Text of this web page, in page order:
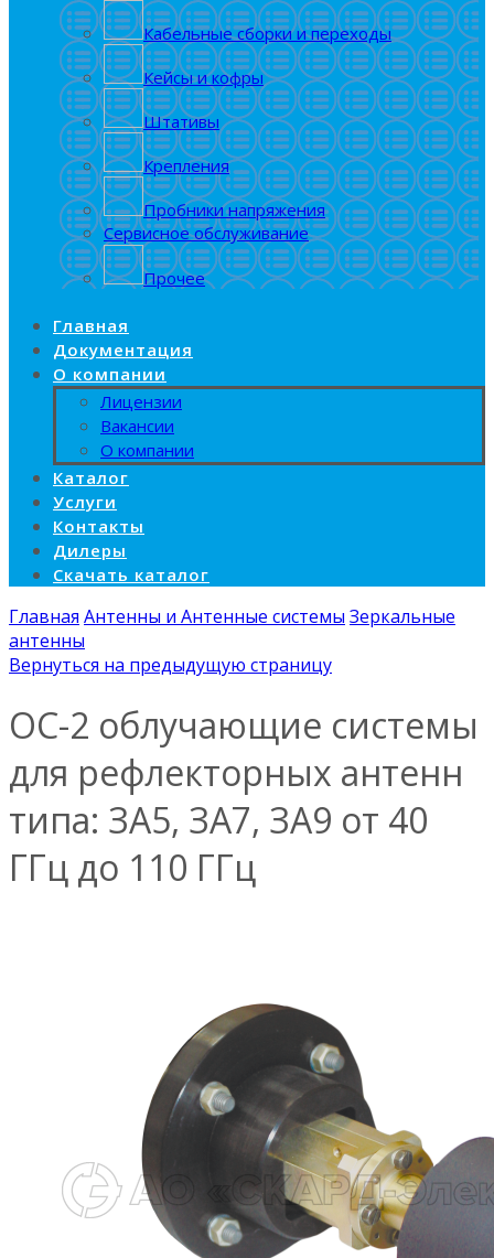
Кабельные сборки и переходы
Кейсы и кофры
Штативы
Крепления
Пробники напряжения
Сервисное обслуживание
Прочее
Главная
Документация
О компании
Лицензии
Вакансии
О компании
Каталог
Услуги
Контакты
Дилеры
Скачать каталог
Главная Антенны и Антенные системы Зеркальные
антенны
Вернуться на предыдущую страницу
ОС-2 облучающие системы
для рефлекторных антенн
типа: ЗА5, ЗА7, ЗА9 от 40
ГГц до 110 ГГц